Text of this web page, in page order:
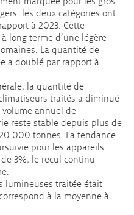
les deux catégories ont
à 2023. Cette
long terme d’une légère
La quantité de
a doublé par rapport à
la quantité de
traités a diminué
annuel de
reste stable depuis plus de
000 tonnes. La tendance
pour les appareils
3%, le recul continu
lumineuses traitée était
à la moyenne à